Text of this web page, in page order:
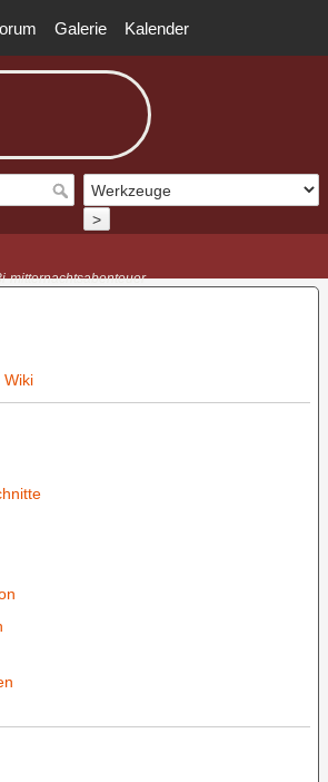
>
mitternachtsabenteuer
Wiki
Galerie Kalender